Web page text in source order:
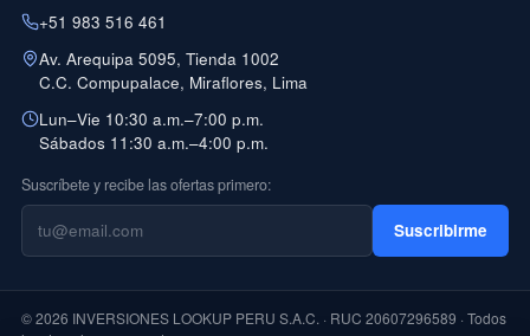
+51 983 516 461
Av. Arequipa 5095, Tienda 1002
C.C. Compupalace, Miraflores, Lima
Lun–Vie 10:30 a.m.–7:00 p.m.
Sábados 11:30 a.m.–4:00 p.m.
Suscríbete y recibe las ofertas primero:
Suscribirme
© 2026 INVERSIONES LOOKUP PERU S.A.C. · RUC 20607296589 · Todos